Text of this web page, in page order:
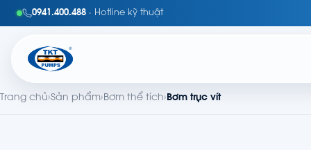
0941.400.488 · Hotline kỹ thuật
Trang chủ›Sản phẩm›Bơm thể tích›Bơm trục vít